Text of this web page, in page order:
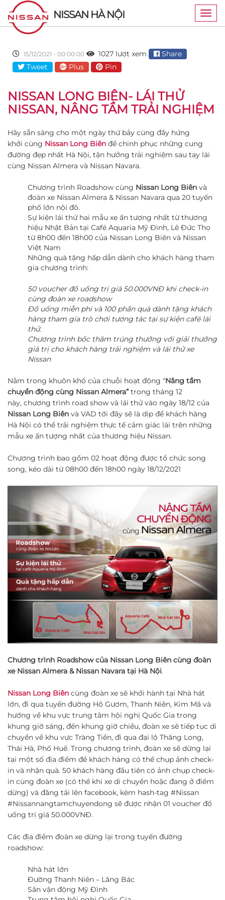
NISSAN HÀ NỘI
15/12/2021 - 00:00:00 1027 lượt xem
Share
Tweet
Plus Pin
NISSAN LONG BIÊN- LÁI THỬ
NISSAN, NÂNG TẦM TRẢI NGHIỆM
Hãy sẵn sàng cho một ngày thứ bảy cùng đầy hứng
khởi cùng Nissan Long Biên để chinh phục những cung
đường đẹp nhất Hà Nội, tận hưởng trải nghiệm sau tay lái
cùng Nissan Almera và Nissan Navara.
Chương trình Roadshow cùng Nissan Long Biên và
đoàn xe Nissan Almera & Nissan Navara qua 20 tuyến
phố lớn nội đô.
Sự kiện lái thử hai mẫu xe ấn tượng nhất từ thương
hiệu Nhật Bản tại Café Aquaria Mỹ Đình, Lê Đức Thọ
từ 8h00 đến 18h00 của Nissan Long Biên và Nissan
Việt Nam
Những quà tặng hấp dẫn dành cho khách hàng tham
gia chương trình:
50 voucher đồ uống trị giá 50.000VNĐ khi check-in
cùng đoàn xe roadshow
Đồ uống miễn phí và 100 phần quà dành tặng khách
hàng tham gia trò chơi tương tác tại sự kiện café lái
thử.
Chương trình bốc thăm trúng thưởng với giải thưởng
giá trị cho khách hàng trải nghiệm và lái thử xe
Nissan
Nằm trong khuôn khổ của chuỗi hoạt động “Nâng tầm
chuyển động cùng Nissan Almera” trong tháng 12
này, chương trình road show và lái thử vào ngày 18/12 của
Nissan Long Biên và VAD tới đây sẽ là dịp để khách hàng
Hà Nội có thể trải nghiệm thực tế cảm giác lái trên những
mẫu xe ấn tượng nhất của thương hiệu Nissan.
Chương trình bao gồm 02 hoạt động được tổ chức song
song, kéo dài từ 08h00 đến 18h00 ngày 18/12/2021
Chương trình Roadshow của Nissan Long Biên cùng đoàn
xe Nissan Almera & Nissan Navara tại Hà Nội.
Nissan Long Biên cùng đoàn xe sẽ khởi hành tại Nhà hát
lớn, đi qua tuyến đường Hồ Gươm, Thanh Niên, Kim Mã và
hướng về khu vực trung tâm hội nghị Quốc Gia trong
khung giờ sáng, đến khung giờ chiều, đoàn xe sẽ tiếp tục di
chuyển về khu vực Tràng Tiền, đi qua đại lộ Thăng Long,
Thái Hà, Phố Huế. Trong chương trình, đoàn xe sẽ dừng lại
tại một số địa điểm để khách hàng có thể chụp ảnh check-
in và nhận quà. 50 khách hàng đầu tiên có ảnh chụp check-
in cùng đoàn xe (có thể khi xe di chuyển hoặc đang ở điểm
dừng) và đăng tải lên facebook, kèm hash-tag #Nissan
#Nissannangtamchuyendong sẽ được nhận 01 voucher đồ
uống trị giá 50.000VNĐ.
Các địa điểm đoàn xe dừng lại trong tuyến đường
roadshow:
Nhà hát lớn
Đường Thanh Niên – Lăng Bác
Sân vận động Mỹ Đình